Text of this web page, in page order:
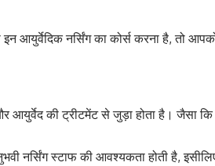
आयुर्वेदिक नर्सिंग का कोर्स करना है, तो
आयुर्वेद की ट्रीटमेंट से जुड़ा होता है। जैसा
नर्सिंग स्टाफ की आवश्यकता होती है,